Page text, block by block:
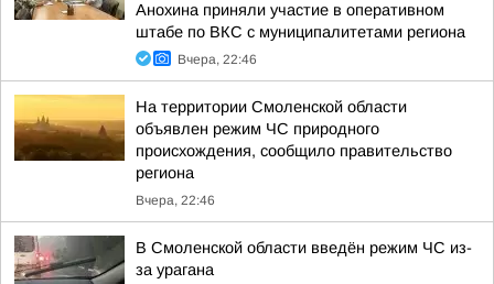
Анохина приняли участие в оперативном
штабе по ВКС с муниципалитетами региона
Вчера, 22:46
На территории Смоленской области
объявлен режим ЧС природного
происхождения, сообщило правительство
региона
Вчера, 22:46
В Смоленской области введён режим ЧС из-
за урагана